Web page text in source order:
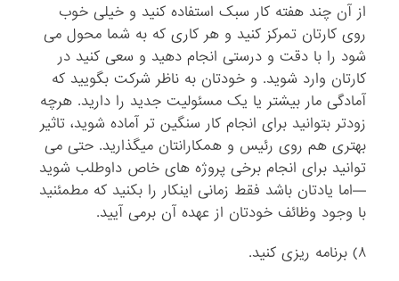
از آن چند هفته کار سبک استفاده کنید و خیلی خوب
روی کارتان تمرکز کنید و هر کاری که به شما محول می
شود را با دقت و درستی انجام دهید و سعی کنید در
کارتان وارد شوید. و خودتان به ناظر شرکت بگویید که
آمادگی مار بیشتر یا یک مسئولیت جدید را دارید. هرچه
زودتر بتوانید برای انجام کار سنگین تر آماده شوید، تاثیر
بهتری هم روی رئیس و همکارانتان میگذارید. حتی می
توانید برای انجام برخی پروژه های خاص داوطلب شوید
—اما یادتان باشد فقط زمانی اینکار را بکنید که مطمئنید
با وجود وظائف خودتان از عهده آن برمی آیید.
۸) برنامه ریزی کنید.